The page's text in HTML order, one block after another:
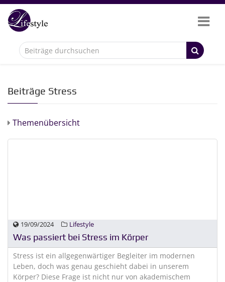
Beiträge Stress
Themenübersicht
19/09/2024 Lifestyle
Was passiert bei Stress im Körper
Stress ist ein allgegenwärtiger Begleiter im modernen
Leben, doch was genau geschieht dabei in unserem
Körper? Diese Frage ist nicht nur von akademischem